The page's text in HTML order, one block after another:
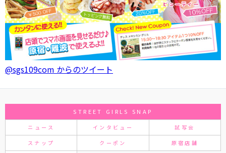
@sgs109com からのツイート
STREET GIRLS SNAP
ニュース インタビュー 試写会
スナップ クーポン 原宿店舗